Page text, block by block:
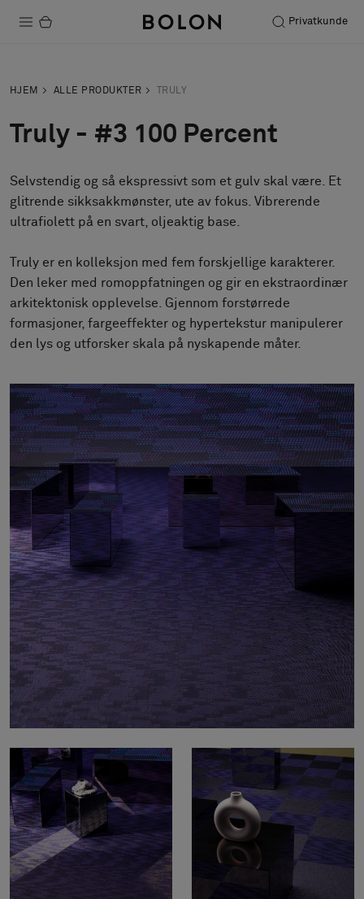
Privatkunde
Bærekraft
Installation
Vedlikehold
Samarbeid med designere
FAQ
Kontakt
Pattern Tile Tool
Image & Material Bank
Velg land
HJEM ALLE PRODUKTER TRULY
Truly - #3 100 Percent
Selvstendig og så ekspressivt som et gulv skal være. Et
glitrende sikksakkmønster, ute av fokus. Vibrerende
ultrafiolett på en svart, oljeaktig base.
Truly er en kolleksjon med fem forskjellige karakterer.
Den leker med romoppfatningen og gir en ekstraordinær
arkitektonisk opplevelse. Gjennom forstørrede
formasjoner, fargeeffekter og hypertekstur manipulerer
den lys og utforsker skala på nyskapende måter.